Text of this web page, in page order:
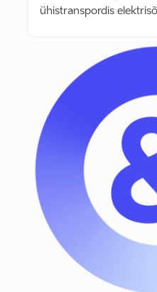
ühistranspordis